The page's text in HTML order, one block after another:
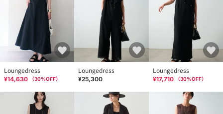
Loungedress
¥14,630 （30%OFF）
Loungedress
¥25,300
Loungedress
¥17,710 （30%OFF）